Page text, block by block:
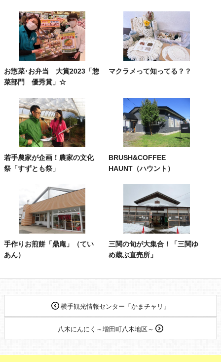
お惣菜･お弁当 大賞2023「惣
菜部門 優秀賞」☆
マクラメって知ってる？？
若手農家が企画！農家の文化
祭「すずとも祭」
BRUSH&COFFEE
HAUNT（ハウント）
手作りお煎餅「鼎庵」（てい
あん）
三関の旬が大集合！「三関ゆ
め蔵ぶ直売所」
横手観光情報センター「かまチャリ」
八木にんにく～増田町八木地区～